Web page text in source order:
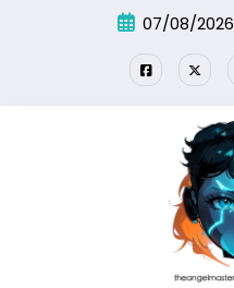
07/08/2026